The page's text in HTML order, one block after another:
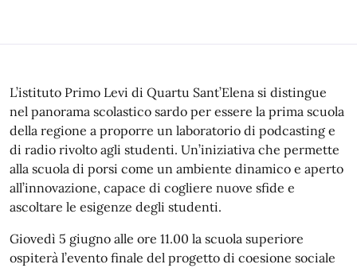
L’istituto Primo Levi di Quartu Sant’Elena si distingue
nel panorama scolastico sardo per essere la prima scuola
della regione a proporre un laboratorio di podcasting e
di radio rivolto agli studenti. Un’iniziativa che permette
alla scuola di porsi come un ambiente dinamico e aperto
all’innovazione, capace di cogliere nuove sfide e
ascoltare le esigenze degli studenti.
Giovedì 5 giugno alle ore 11.00 la scuola superiore
ospiterà l’evento finale del progetto di coesione sociale